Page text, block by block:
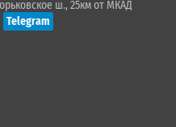
ш., 25км от МКАД
Telegram